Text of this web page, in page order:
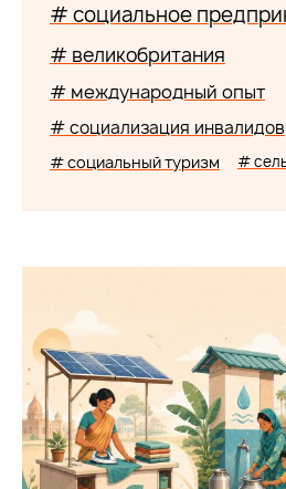
# социальное
# великобритания
# международный опыт
# социализация инвалидов
# социальный туризм #